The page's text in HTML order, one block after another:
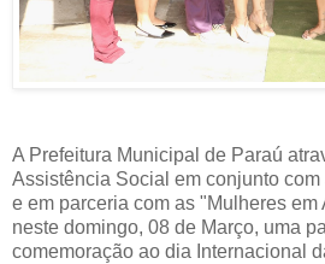
A Prefeitura Municipal de Paraú
Assistência Social em conjunto
e em parceria com as "Mulheres em
neste domingo, 08 de Março, uma
comemoração ao dia Internacional